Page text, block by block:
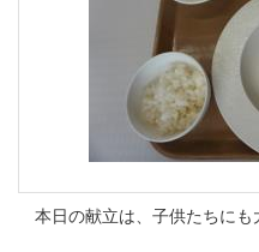
本日の献立は、子供たちにも